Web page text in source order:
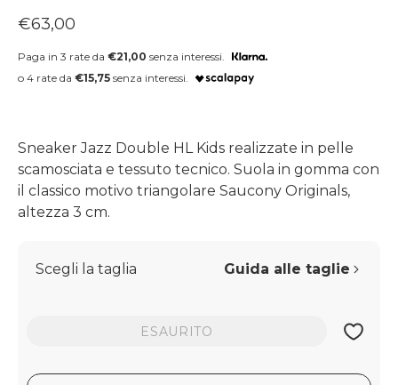
Prezzo regolare
€63,00
Paga in 3 rate da €21,00 senza interessi.
o 4 rate da €15,75 senza interessi.
Sneaker Jazz Double HL Kids realizzate in pelle
scamosciata e tessuto tecnico. Suola in gomma con
il classico motivo triangolare Saucony Originals,
altezza 3 cm.
Scegli la taglia Guida alle taglie
ESAURITO